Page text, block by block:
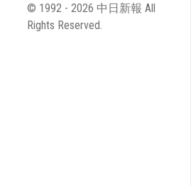
© 1992 - 2026 中日新報 All
Rights Reserved.